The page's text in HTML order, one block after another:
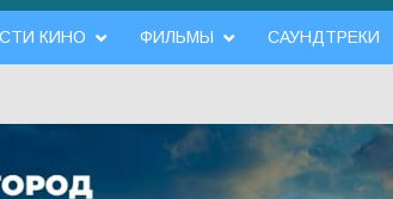
КИНО ФИЛЬМЫ САУНДТРЕКИ